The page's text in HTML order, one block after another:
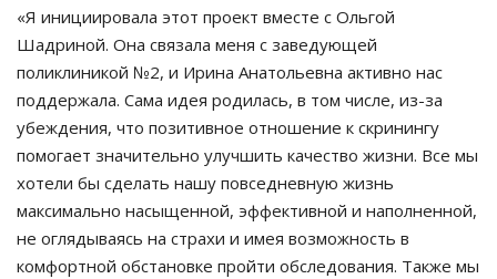
«Я инициировала этот проект вместе с Ольгой
Шадриной. Она связала меня с заведующей
поликлиникой №2, и Ирина Анатольевна активно нас
поддержала. Сама идея родилась, в том числе, из-за
убеждения, что позитивное отношение к скринингу
помогает значительно улучшить качество жизни. Все мы
хотели бы сделать нашу повседневную жизнь
максимально насыщенной, эффективной и наполненной,
не оглядываясь на страхи и имея возможность в
комфортной обстановке пройти обследования. Также мы